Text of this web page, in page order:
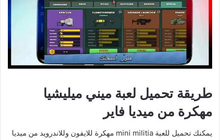
طريقة تحميل لعبة ميني ميليشيا
مهكرة من ميديا فاير
يمكنك تحميل للعبة mini militia مهكرة للايفون وللاندرويد من ميديا